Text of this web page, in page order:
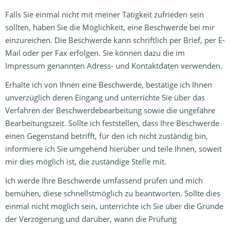
Falls Sie einmal nicht mit meiner Tätigkeit zufrieden sein
sollten, haben Sie die Möglichkeit, eine Beschwerde bei mir
einzureichen. Die Beschwerde kann schriftlich per Brief, per E-
Mail oder per Fax erfolgen. Sie können dazu die im
Impressum genannten Adress- und Kontaktdaten verwenden.
Erhalte ich von Ihnen eine Beschwerde, bestätige ich Ihnen
unverzüglich deren Eingang und unterrichte Sie über das
Verfahren der Beschwerdebearbeitung sowie die ungefähre
Bearbeitungszeit. Sollte ich feststellen, dass Ihre Beschwerde
einen Gegenstand betrifft, für den ich nicht zuständig bin,
informiere ich Sie umgehend hierüber und teile Ihnen, soweit
mir dies möglich ist, die zuständige Stelle mit.
Ich werde Ihre Beschwerde umfassend prüfen und mich
bemühen, diese schnellstmöglich zu beantworten. Sollte dies
einmal nicht möglich sein, unterrichte ich Sie über die Gründe
der Verzögerung und darüber, wann die Prüfung